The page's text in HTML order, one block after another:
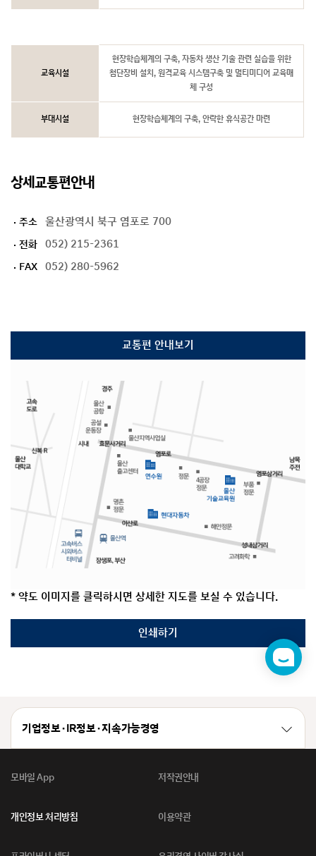
교육시설
현장학습체계의 구축, 자동차 생산 기술 관련 실습을 위한
첨단장비 설치, 원격교육 시스템구축 및 멀티미디어 교육매
체 구성
부대시설 현장학습체계의 구축, 안락한 휴식공간 마련
상세교통편안내
주소 울산광역시 북구 염포로 700
전화 052) 215-2361
FAX 052) 280-5962
교통편 안내보기
* 약도 이미지를 클릭하시면 상세한 지도를 보실 수 있습니다.
인쇄하기
챗
봇
기업정보 · IR정보 · 지속가능경영
모바일 App 저작권안내
개인정보 처리방침 이용약관